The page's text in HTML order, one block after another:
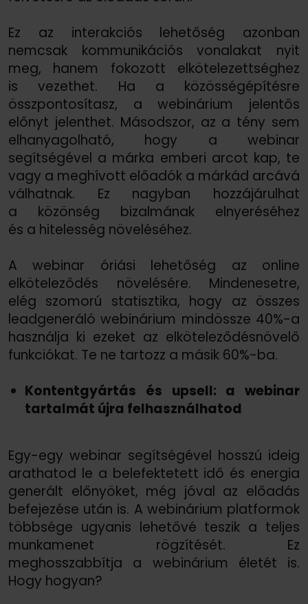
Ez az interakciós lehetőség azonban
nemcsak kommunikációs vonalakat nyit
meg, hanem fokozott elkötelezettséghez
is vezethet. Ha a közösségépítésre
összpontosítasz, a webinárium jelentős
előnyt jelenthet. Másodszor, az a tény sem
elhanyagolható, hogy a webinar
segítségével a márka emberi arcot kap, te
vagy a meghívott előadók a márkád arcává
válhatnak. Ez nagyban hozzájárulhat
a közönség bizalmának elnyeréséhez
és a hitelesség növeléséhez.
A webinar óriási lehetőség az online
elköteleződés növelésére. Mindenesetre,
elég szomorú statisztika, hogy az összes
leadgeneráló webinárium mindössze 40%-a
használja ki ezeket az elköteleződésnövelő
funkciókat. Te ne tartozz a másik 60%-ba.
Kontentgyártás és upsell: a webinar
tartalmát újra felhasználhatod
Egy-egy webinar segítségével hosszú ideig
arathatod le a belefektetett idő és energia
generált előnyöket, még jóval az előadás
befejezése után is. A webinárium platformok
többsége ugyanis lehetővé teszik a teljes
munkamenet rögzítését. Ez
meghosszabbítja a webinárium életét is.
Hogy hogyan?